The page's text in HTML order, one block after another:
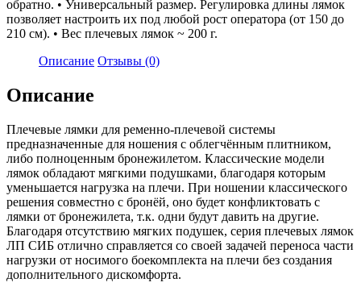
обратно. • Универсальный размер. Регулировка длины лямок
позволяет настроить их под любой рост оператора (от 150 до
210 см). • Вес плечевых лямок ~ 200 г.
Описание Отзывы (0)
Описание
Плечевые лямки для ременно-плечевой системы
предназначенные для ношения с облегчённым плитником,
либо полноценным бронежилетом. Классические модели
лямок обладают мягкими подушками, благодаря которым
уменьшается нагрузка на плечи. При ношении классического
решения совместно с бронёй, оно будет конфликтовать с
лямки от бронежилета, т.к. одни будут давить на другие.
Благодаря отсутствию мягких подушек, серия плечевых лямок
ЛП СИБ отлично справляется со своей задачей переноса части
нагрузки от носимого боекомплекта на плечи без создания
дополнительного дискомфорта.